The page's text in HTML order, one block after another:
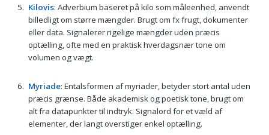
Kilovis: Adverbium baseret på kilo som måleenhed, anvendt
billedligt om større mængder. Brugt om fx frugt, dokumenter
eller data. Signalerer rigelige mængder uden præcis
optælling, ofte med en praktisk hverdagsnær tone om
volumen og vægt.
Myriade: Entalsformen af myriader, betyder stort antal uden
præcis grænse. Både akademisk og poetisk tone, brugt om
alt fra datapunkter til indtryk. Signalord for et væld af
elementer, der langt overstiger enkel optælling.